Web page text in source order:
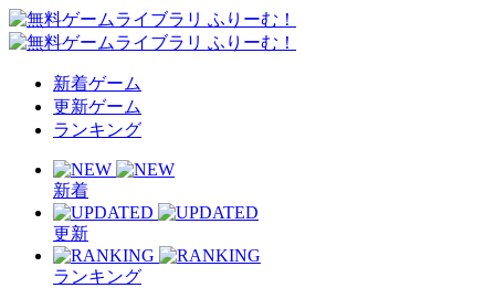
新着ゲーム
更新ゲーム
ランキング
新着
更新
ランキング